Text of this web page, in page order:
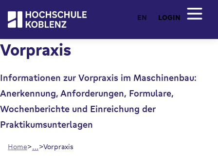
EN LOGIN
Vorpraxis
Informationen zur Vorpraxis im Maschinenbau:
Anerkennung, Anforderungen, Formulare,
Wochenberichte und Einreichung der
Praktikumsunterlagen
Home … Vorpraxis